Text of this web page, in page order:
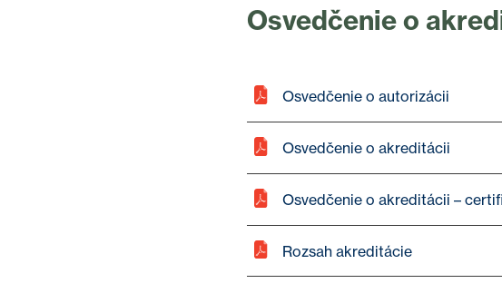
Osvedčenie o
Osvedčenie o autorizácii
Osvedčenie o akreditácii
Osvedčenie o akreditácii –
Rozsah akreditácie